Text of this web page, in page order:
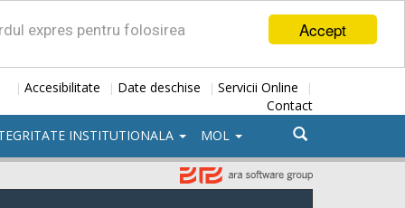
Accept
expres pentru folosirea
| Accesibilitate | Date deschise | Servicii Online |
Contact
INSTITUTIONALA MOL